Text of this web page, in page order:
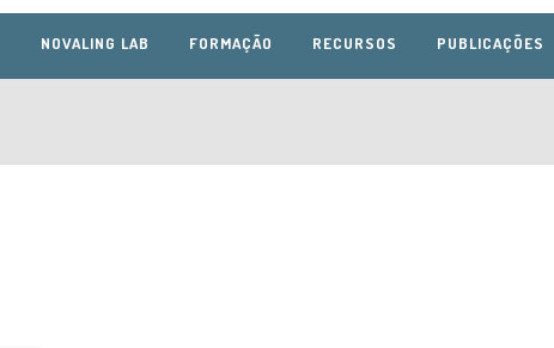
NOVALING LAB FORMAÇÃO RECURSOS PUBLICAÇÕES